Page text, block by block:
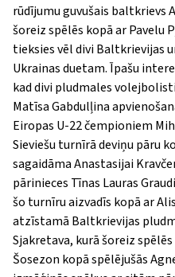
rūdījumu guvušais baltkrievs
šoreiz spēlēs kopā ar Pavelu
tieksies vēl divi Baltkrievijas
Ukrainas duetam. Īpašu
kad divi pludmales
Matīsa Gabdulļina
Eiropas U-22 čempioniem
Sieviešu turnīrā deviņu pāru
sagaidāma Anastasijai
pārinieces Tīnas Lauras
šo turnīru aizvadīs kopā ar
atzīstamā Baltkrievijas
Sjakretava, kurā šoreiz
Šosezon kopā spēlējušās